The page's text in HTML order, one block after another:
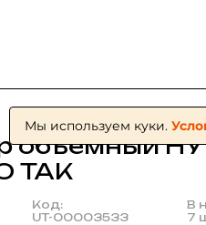
объемный НУ
ТАК
Код:
UT-00003533
В
7
Мы используем куки.